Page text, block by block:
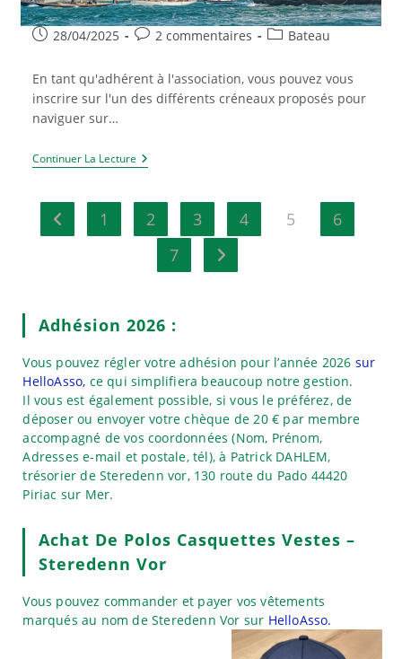
Publication
28/04/2025
Commentaires
la
publication :
2 commentaires
PostBateau
En tant qu'adhérent à l'association, vous pouvez vous
inscrire sur l'un des différents créneaux proposés pour
naviguer sur…
Continuer La LectureInscriptions
Pour
Sur
Le
Steredenn
Du
Golfe.
Go to the previous page
1 2 3 4 5
6
7
Aller à la page suivante
Adhésion 2026 :
Vous pouvez régler votre adhésion pour l’année 2026 sur
HelloAsso, ce qui simplifiera beaucoup notre gestion.
Il vous est également possible, si vous le préférez, de
déposer ou envoyer votre chèque de 20 € par membre
accompagné de vos coordonnées (Nom, Prénom,
Adresses e-mail et postale, tél), à Patrick DAHLEM,
trésorier de Steredenn vor, 130 route du Pado 44420
Piriac sur Mer.
Achat De Polos Casquettes Vestes –
Steredenn Vor
Vous pouvez commander et payer vos vêtements
marqués au nom de Steredenn Vor sur HelloAsso.